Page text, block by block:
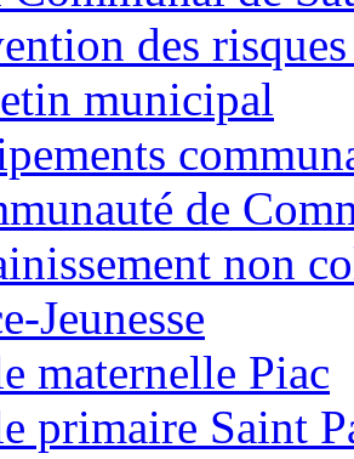
des
municipal
de
non
Jeunesse
maternelle Piac
primaire Saint